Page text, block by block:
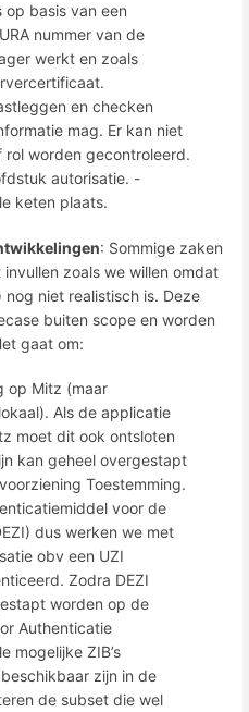
basis van een
nummer van de
werkt en zoals
en checken
mag. Er kan niet
worden gecontroleerd.
autorisatie. -
keten plaats.
: Sommige zaken
zoals we willen omdat
niet realistisch is. Deze
buiten scope en worden
gaat om:
op Mitz (maar
Als de applicatie
moet dit ook ontsloten
kan geheel overgestapt
Toestemming.
voor de
dus werken we met
obv een UZI
Zodra DEZI
worden op de
Authenticatie
mogelijke ZIB’s
zijn in de
de subset die wel